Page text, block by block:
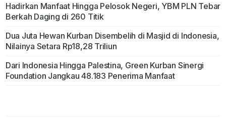
Hadirkan Manfaat Hingga Pelosok Negeri, YBM PLN Tebar
Berkah Daging di 260 Titik
Dua Juta Hewan Kurban Disembelih di Masjid di Indonesia,
Nilainya Setara Rp18,28 Triliun
Dari Indonesia Hingga Palestina, Green Kurban Sinergi
Foundation Jangkau 48.183 Penerima Manfaat